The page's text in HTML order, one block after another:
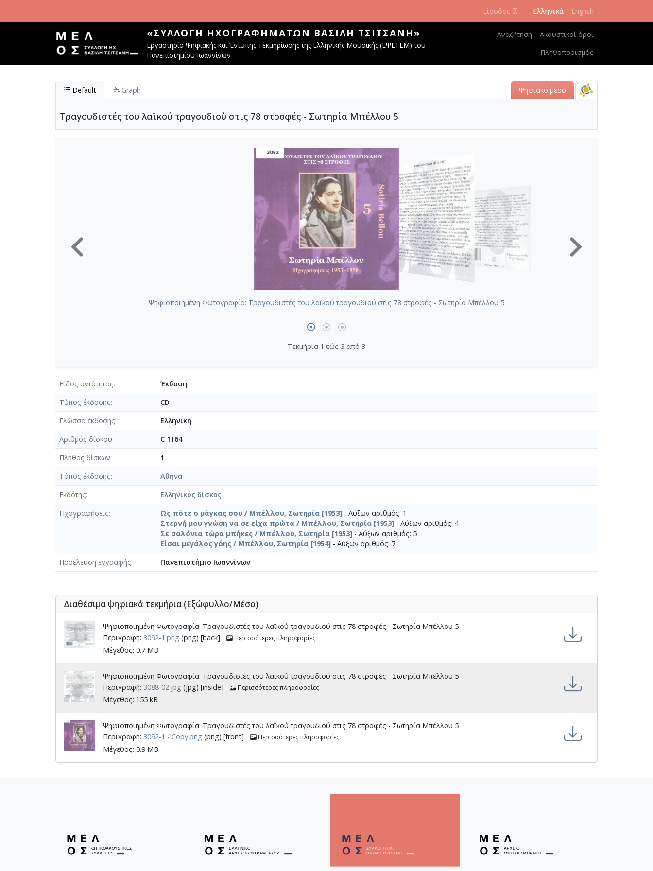
Είσοδος Ελληνικά English
«ΣΥΛΛΟΓΉ ΗΧΟΓΡΑΦΗΜΆΤΩΝ ΒΑΣΊΛΗ ΤΣΙΤΣΆΝΗ»
Εργαστηρίο Ψηφιακής και Έντυπης Τεκμηρίωσης της Ελληνικής Μουσικής (ΕΨΕΤΕΜ) του
Πανεπιστημίου Ιωαννίνων
Κεντρική πλοήγηση
Αναζήτηση
Ακουστικοί όροι
Πληθοπορισμός
Default Graph Ψηφιακό μέσο
Τραγουδιστές του λαϊκού τραγουδιού στις 78 στροφές - Σωτηρία Μπέλλου 5
Ψηφιοποιημένη Φωτογραφία: Τραγουδιστές του λαϊκού τραγουδιού στις 78 στροφές - Σωτηρία Μπέλλου 5
Τεκμήρια 1 εώς 3 από 3
Είδος οντότητας
Έκδοση
Τύπος έκδοσης
CD
Γλώσσα έκδοσης
Ελληνική
Αριθμός δίσκου
C 1164
Πλήθος δίσκων
1
Τόπος έκδοσης
Αθήνα
Εκδότης
Ελληνικός δίσκος
Ηχογραφήσεις
Ως πότε ο μάγκας σου / Μπέλλου, Σωτηρία [1953] - Αύξων αριθμός: 1
Στερνή μου γνώση να σε είχα πρώτα / Μπέλλου, Σωτηρία [1953] - Αύξων αριθμός: 4
Σε σαλόνια τώρα μπήκες / Μπέλλου, Σωτηρία [1953] - Αύξων αριθμός: 5
Είσαι μεγάλος γόης / Μπέλλου, Σωτηρία [1954] - Αύξων αριθμός: 7
Προέλευση εγγραφής
Πανεπιστήμιο Ιωαννίνων
Διαθέσιμα ψηφιακά τεκμήρια (Εξώφυλλο/Μέσο)
Ψηφιοποιημένη Φωτογραφία: Τραγουδιστές του λαϊκού τραγουδιού στις 78 στροφές - Σωτηρία Μπέλλου 5
Περιγραφή: 3092-1.png (png) [back] Περισσότερες πληροφορίες
Μέγεθος: 0.7 MB
Ψηφιοποιημένη Φωτογραφία: Τραγουδιστές του λαϊκού τραγουδιού στις 78 στροφές - Σωτηρία Μπέλλου 5
Περιγραφή: 3088-02.jpg (jpg) [inside] Περισσότερες πληροφορίες
Μέγεθος: 155 kB
Ψηφιοποιημένη Φωτογραφία: Τραγουδιστές του λαϊκού τραγουδιού στις 78 στροφές - Σωτηρία Μπέλλου 5
Περιγραφή: 3092-1 - Copy.png (png) [front] Περισσότερες πληροφορίες
Μέγεθος: 0.9 MB